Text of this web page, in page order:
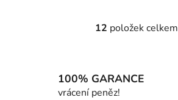
O
á
d
12 položek celkem
100% GARANCE
vrácení peněz!